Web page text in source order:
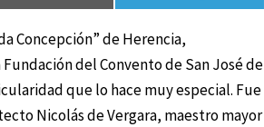
Concepción” de Herencia,
del Convento de San José de
que lo hace muy especial. Fue
Nicolás de Vergara, maestro mayor